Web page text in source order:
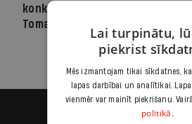
konkurents; krievi iebrūk Krievijā;
Tomass ziņo no Kijivas
Lai turpinātu,
piekrist
Mēs izmantojam tikai sīkdatnes,
lapas darbībai un analītikai.
vienmēr var mainīt piekrišanu.
politikā.